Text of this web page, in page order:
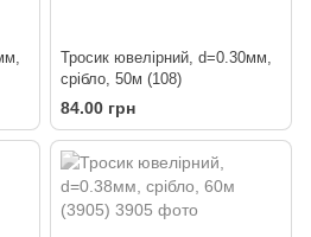
Тросик ювелірний, d=0.30мм,
срібло, 50м (108)
84.00 грн